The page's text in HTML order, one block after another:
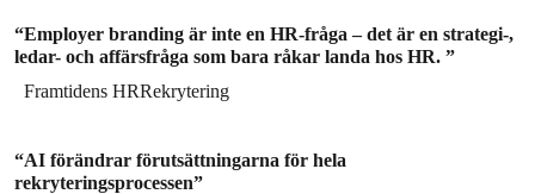
“Employer branding är inte en HR-fråga – det är en strategi-,
ledar- och affärsfråga som bara råkar landa hos HR. ”
Framtidens HRRekrytering
“AI förändrar förutsättningarna för hela
rekryteringsprocessen”